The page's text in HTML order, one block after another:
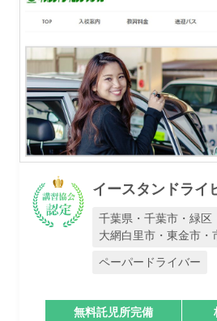
イースタンドライ
千葉県・千葉市・緑区
大網白里市・東金市・
ペーパードライバー
無料託児所完備